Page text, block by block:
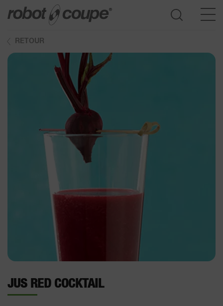
RETOUR
JUS RED COCKTAIL
Accès au guide de sélection